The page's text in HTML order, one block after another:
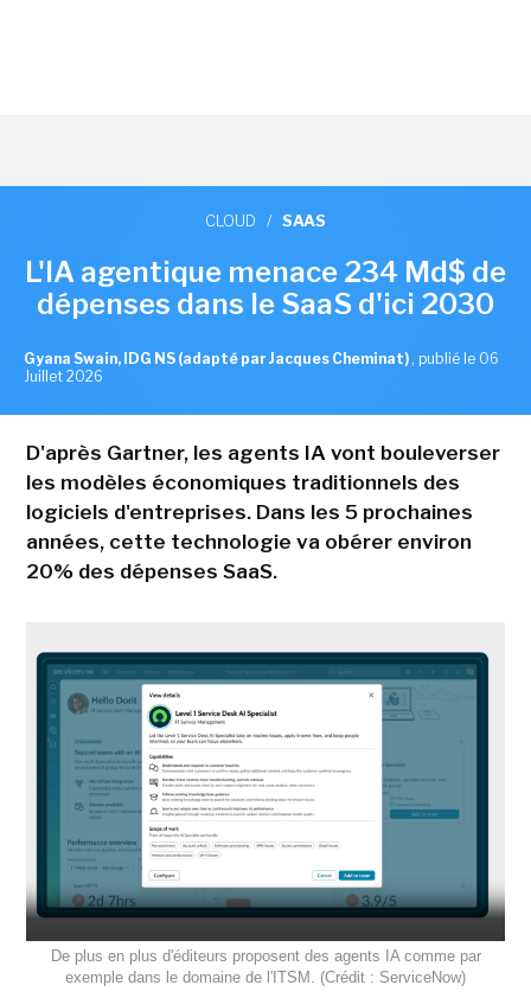
CLOUD / SAAS
L'IA agentique menace 234 Md$ de
dépenses dans le SaaS d'ici 2030
Gyana Swain, IDG NS (adapté par Jacques Cheminat) , publié le 06
Juillet 2026
D'après Gartner, les agents IA vont bouleverser
les modèles économiques traditionnels des
logiciels d'entreprises. Dans les 5 prochaines
années, cette technologie va obérer environ
20% des dépenses SaaS.
De plus en plus d'éditeurs proposent des agents IA comme par
exemple dans le domaine de l'ITSM. (Crédit : ServiceNow)